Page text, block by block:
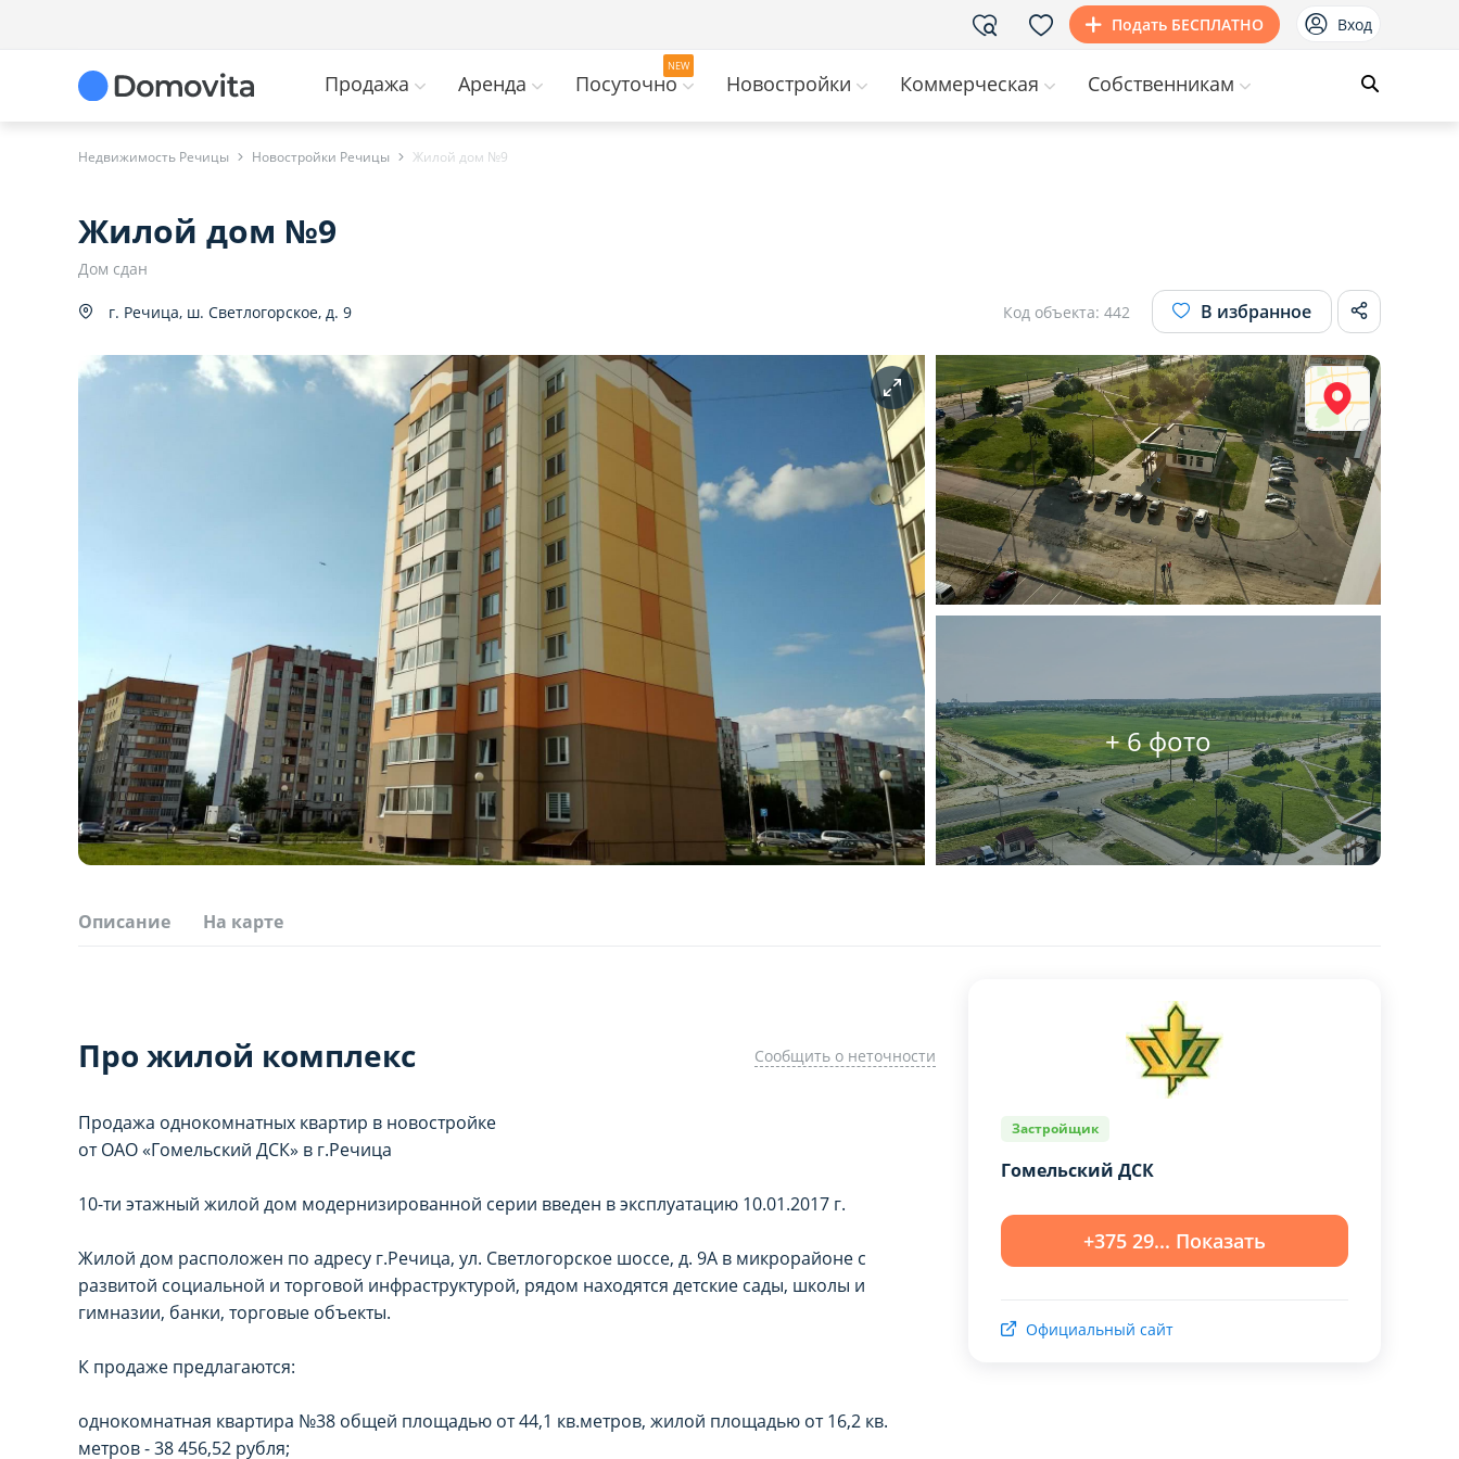
Подать БЕСПЛАТНО Вход
Продажа Аренда Посуточно Новостройки Коммерческая Собственникам
Недвижимость Речицы Новостройки Речицы Жилой дом №9
Жилой дом №9
Дом сдан
г. Речица, ш. Светлогорское, д. 9 Код объекта: 442 В избранное
+ 6 фото
Описание На карте
Про жилой комплекс Сообщить о неточности
Продажа однокомнатных квартир в новостройке
от ОАО «Гомельский ДСК» в г.Речица
10-ти этажный жилой дом модернизированной серии введен в эксплуатацию 10.01.2017 г.
Жилой дом расположен по адресу г.Речица, ул. Светлогорское шоссе, д. 9А в микрорайоне с
развитой социальной и торговой инфраструктурой, рядом находятся детские сады, школы и
гимназии, банки, торговые объекты.
К продаже предлагаются:
однокомнатная квартира №38 общей площадью от 44,1 кв.метров, жилой площадью от 16,2 кв.
метров - 38 456,52 рубля;
Застройщик
Гомельский ДСК
+375 29... Показать
Официальный сайт
НАСТРОЙТЕ ПАРАМЕТРЫ ИСПОЛЬЗОВАНИЯ ФАЙЛОВ COOKIE
Вы можете настроить использование каждого типа файлов cookie, за исключением типа
корректное функционирование сайта domovita.by (далее – Сайт).
НАСТРОЙТЕ ПАРАМЕТРЫ ИСПОЛЬЗОВАНИЯ ФАЙЛОВ COOKIE
Вы можете настроить использование каждого типа файлов cookie, за исключением типа
корректное функционирование сайта domovita.by (далее – Сайт).